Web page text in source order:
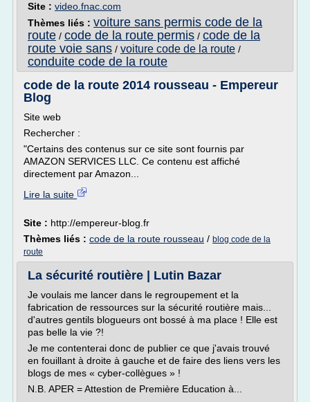
Site : video.fnac.com
Thèmes liés : voiture sans permis code de la
route / code de la route permis / code de la
route voie sans / voiture code de la route /
conduite code de la route
code de la route 2014 rousseau - Empereur
Blog
Site web
Rechercher :
"Certains des contenus sur ce site sont fournis par
AMAZON SERVICES LLC. Ce contenu est affiché
directement par Amazon...
Lire la suite
Site : http://empereur-blog.fr
Thèmes liés : code de la route rousseau / blog code de la
route
La sécurité routière | Lutin Bazar
Je voulais me lancer dans le regroupement et la
fabrication de ressources sur la sécurité routière mais...
d'autres gentils blogueurs ont bossé à ma place ! Elle est
pas belle la vie ?!
Je me contenterai donc de publier ce que j'avais trouvé
en fouillant à droite à gauche et de faire des liens vers les
blogs de mes « cyber-collègues » !
N.B. APER = Attestion de Première Education à...